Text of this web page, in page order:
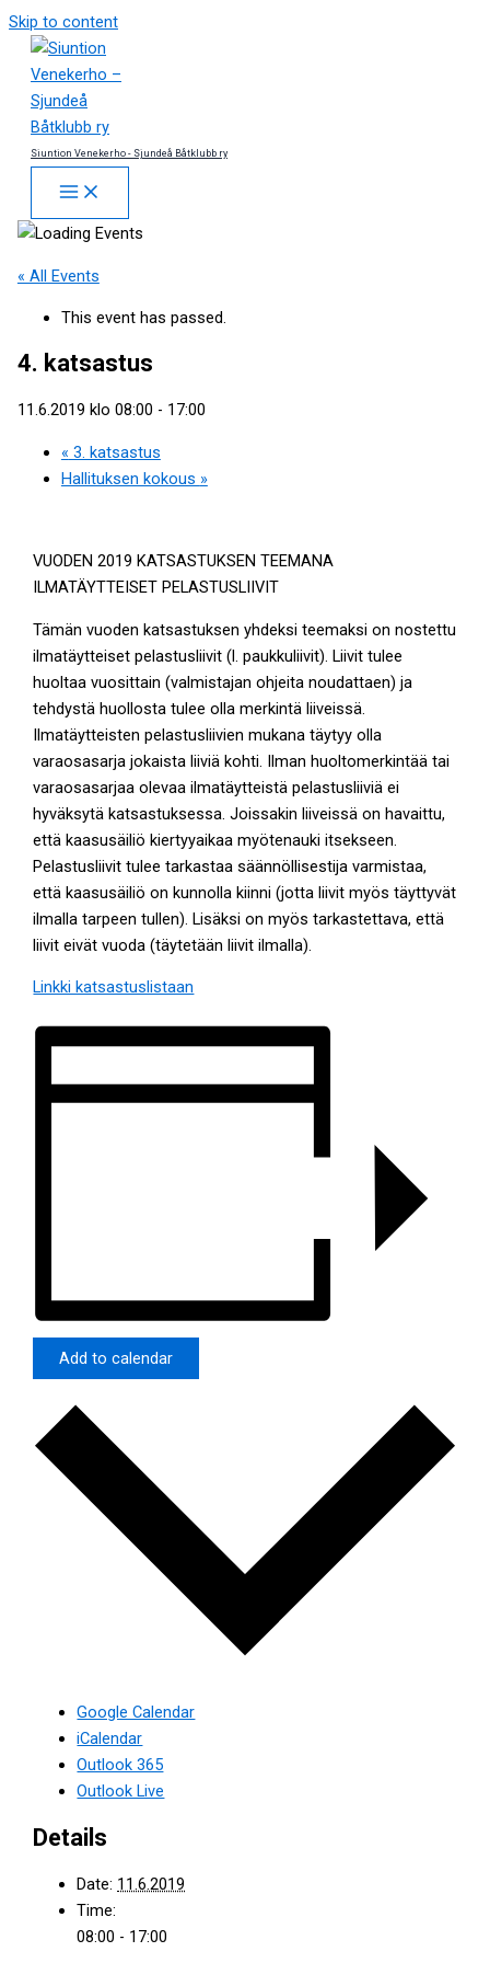
Skip to content
Siuntion Venekerho - Sjundeå Båtklubb ry
« All Events
This event has passed.
4. katsastus
11.6.2019 klo 08:00 - 17:00
« 3. katsastus
Hallituksen kokous »
VUODEN 2019 KATSASTUKSEN TEEMANA
ILMATÄYTTEISET PELASTUSLIIVIT
Tämän vuoden katsastuksen yhdeksi teemaksi on nostettu
ilmatäytteiset pelastusliivit (l. paukkuliivit). Liivit tulee
huoltaa vuosittain (valmistajan ohjeita noudattaen) ja
tehdystä huollosta tulee olla merkintä liiveissä.
Ilmatäytteisten pelastusliivien mukana täytyy olla
varaosasarja jokaista liiviä kohti. Ilman huoltomerkintää tai
varaosasarjaa olevaa ilmatäytteistä pelastusliiviä ei
hyväksytä katsastuksessa. Joissakin liiveissä on havaittu,
että kaasusäiliö kiertyyaikaa myötenauki itsekseen.
Pelastusliivit tulee tarkastaa säännöllisestija varmistaa,
että kaasusäiliö on kunnolla kiinni (jotta liivit myös täyttyvät
ilmalla tarpeen tullen). Lisäksi on myös tarkastettava, että
liivit eivät vuoda (täytetään liivit ilmalla).
Linkki katsastuslistaan
Add to calendar
Google Calendar
iCalendar
Outlook 365
Outlook Live
Details
Date: 11.6.2019
Time:
08:00 - 17:00